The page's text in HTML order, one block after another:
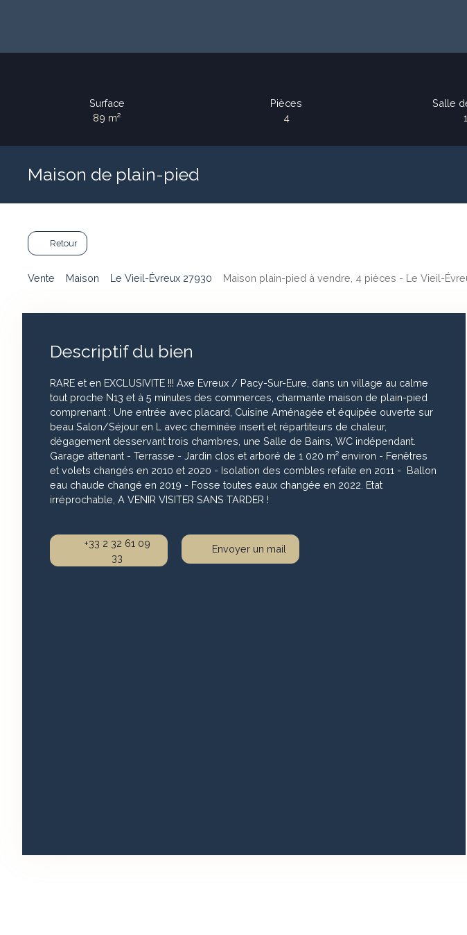
Surface
89 m²
Pièces
4
Salle
1
Maison de plain-pied
Retour
Vente Maison Le Vieil-Évreux 27930 Maison plain-pied à vendre, 4 pièces - Le Vieil-
Descriptif du bien
RARE et en EXCLUSIVITE !!! Axe Evreux / Pacy-Sur-Eure, dans un village au calme
tout proche N13 et à 5 minutes des commerces, charmante maison de plain-pied
comprenant : Une entrée avec placard, Cuisine Aménagée et équipée ouverte sur
beau Salon/Séjour en L avec cheminée insert et répartiteurs de chaleur,
dégagement desservant trois chambres, une Salle de Bains, WC indépendant.
Garage attenant - Terrasse - Jardin clos et arboré de 1 020 m² environ - Fenêtres
et volets changés en 2010 et 2020 - Isolation des combles refaite en 2011 - Ballon
eau chaude changé en 2019 - Fosse toutes eaux changée en 2022. Etat
irréprochable, A VENIR VISITER SANS TARDER !
+33 2 32 61 09
33
Envoyer un mail